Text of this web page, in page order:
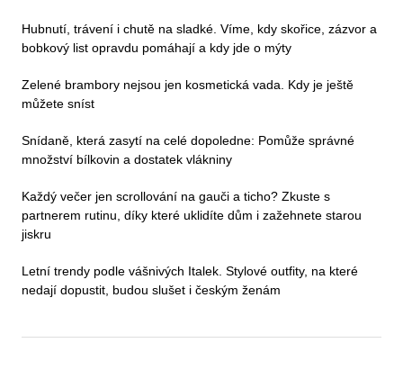
Hubnutí, trávení i chutě na sladké. Víme, kdy skořice, zázvor a
bobkový list opravdu pomáhají a kdy jde o mýty
Zelené brambory nejsou jen kosmetická vada. Kdy je ještě
můžete sníst
Snídaně, která zasytí na celé dopoledne: Pomůže správné
množství bílkovin a dostatek vlákniny
Každý večer jen scrollování na gauči a ticho? Zkuste s
partnerem rutinu, díky které uklidíte dům i zažehnete starou
jiskru
Letní trendy podle vášnivých Italek. Stylové outfity, na které
nedají dopustit, budou slušet i českým ženám